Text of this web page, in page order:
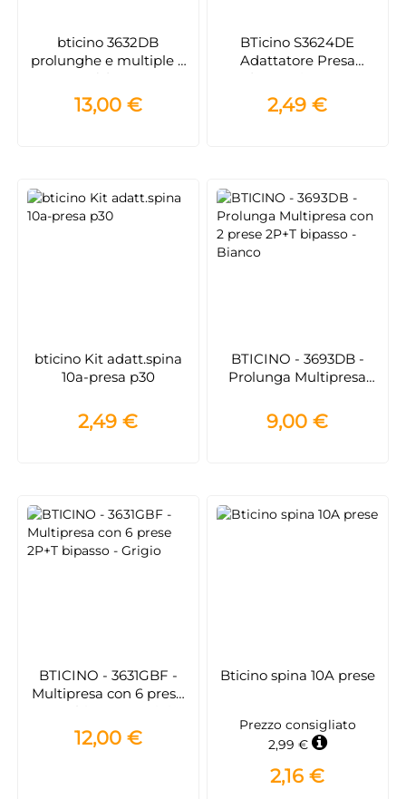
bticino 3632DB
prolunghe e multiple 3
- Bianco
13,00 €
BTicino S3624DE
Adattatore Presa
2,49 €
bticino Kit adatt.spina
10a-presa p30
2,49 €
BTICINO - 3693DB -
Prolunga Multipresa
bipasso - Bianco
9,00 €
BTICINO - 3631GBF -
Multipresa con 6 prese
12,00 €
Bticino spina 10A prese
Prezzo consigliato
2,99 €
2,16 €